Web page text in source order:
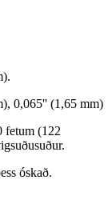
0,065'' (1,65 mm)
fetum (122
óskað.